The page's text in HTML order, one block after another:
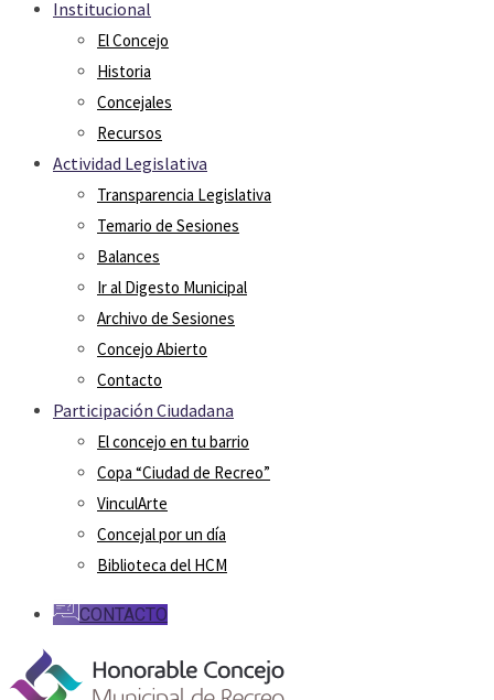
Institucional
El Concejo
Historia
Concejales
Recursos
Actividad Legislativa
Transparencia Legislativa
Temario de Sesiones
Balances
Ir al Digesto Municipal
Archivo de Sesiones
Concejo Abierto
Contacto
Participación Ciudadana
El concejo en tu barrio
Copa “Ciudad de Recreo”
VinculArte
Concejal por un día
Biblioteca del HCM
CONTACTO